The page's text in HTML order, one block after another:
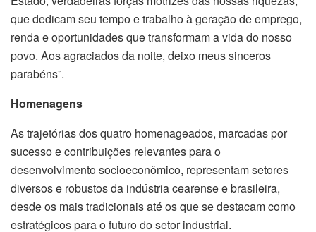
que dedicam seu tempo e trabalho à geração de emprego,
renda e oportunidades que transformam a vida do nosso
povo. Aos agraciados da noite, deixo meus sinceros
parabéns”.
Homenagens
As trajetórias dos quatro homenageados, marcadas por
sucesso e contribuições relevantes para o
desenvolvimento socioeconômico, representam setores
diversos e robustos da indústria cearense e brasileira,
desde os mais tradicionais até os que se destacam como
estratégicos para o futuro do setor industrial.